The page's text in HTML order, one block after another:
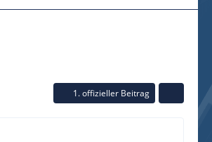
1. offizieller Beitrag